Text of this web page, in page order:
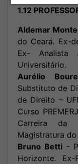
1.12
Aldemar
do Ceará. Ex-
Ex- Analista
Universitário.
Aurélio
Substituto de
de Direito –
Curso
Carreira da
Magistratura do
Bruno Betti-
Horizonte.